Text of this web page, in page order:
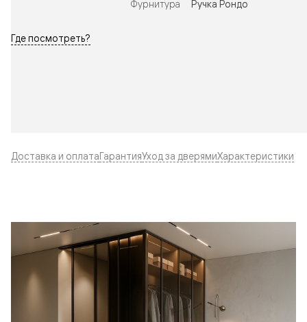
Фурнитура
Ручка Рондо
Где посмотреть?
Доставка и оплатаГарантияУход за дверямиХарактеристики